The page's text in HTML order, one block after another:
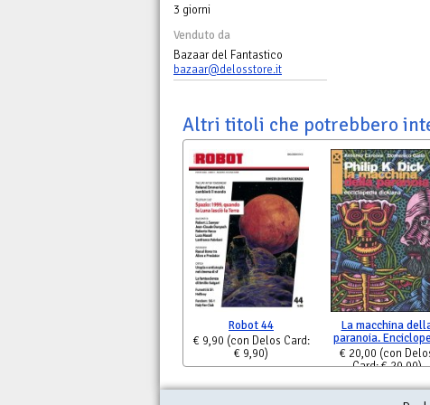
3 giorni
Venduto da
Bazaar del Fantastico
bazaar@delosstore.it
Altri titoli che potrebbero
Robot 44
€ 9,90 (con Delos Card:
€ 9,90)
La macchina
paranoia.
€ 20,00 (con
Card: € 20,00)